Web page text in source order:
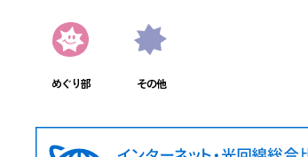
めぐり部 その他